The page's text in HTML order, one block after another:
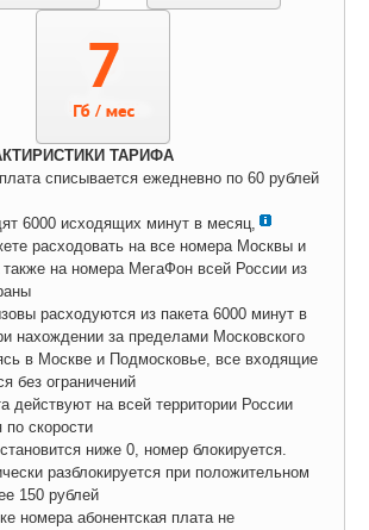
ТАРИФА
списывается ежедневно по 60 рублей
6000 исходящих минут в месяц,
расходовать на все номера Москвы и
на номера МегаФон всей России из
расходуются из пакета 6000 минут в
нахождении за пределами Московского
в Москве и Подмосковье, все входящие
без ограничений
действуют на всей территории России
по скорости
ниже 0, номер блокируется.
разблокируется при положительном
150 рублей
номера абонентская плата не